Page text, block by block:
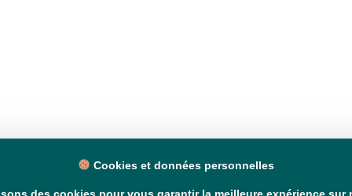
Cookies et données personnelles